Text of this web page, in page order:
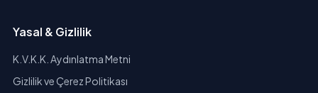
Yasal & Gizlilik
K.V.K.K. Aydınlatma Metni
Gizlilik ve Çerez Politikası